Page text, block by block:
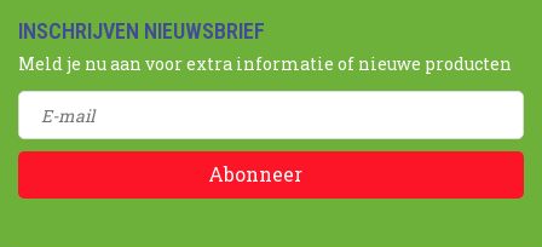
INSCHRIJVEN NIEUWSBRIEF
Meld je nu aan voor extra informatie of nieuwe producten
Abonneer